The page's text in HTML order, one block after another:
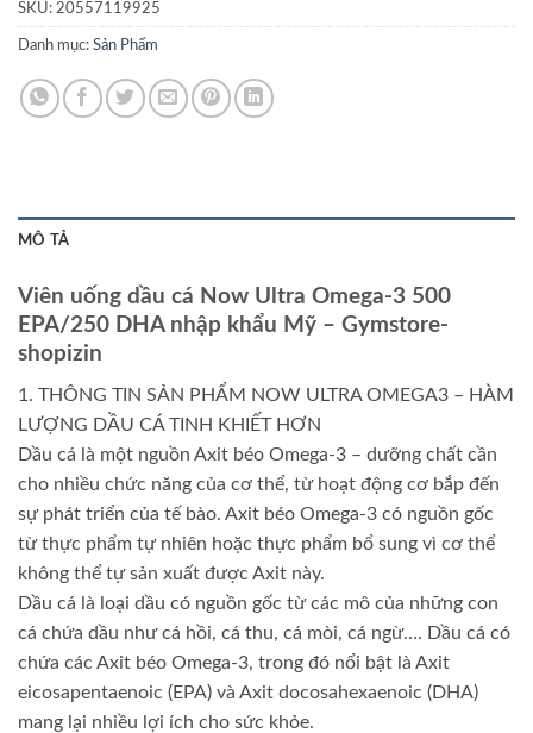
SKU: 20557119925
Danh mục: Sản Phẩm
MÔ TẢ
Viên uống dầu cá Now Ultra Omega-3 500
EPA/250 DHA nhập khẩu Mỹ – Gymstore-
shopizin
1. THÔNG TIN SẢN PHẨM NOW ULTRA OMEGA3 – HÀM
LƯỢNG DẦU CÁ TINH KHIẾT HƠN
Dầu cá là một nguồn Axit béo Omega-3 – dưỡng chất cần
cho nhiều chức năng của cơ thể, từ hoạt động cơ bắp đến
sự phát triển của tế bào. Axit béo Omega-3 có nguồn gốc
từ thực phẩm tự nhiên hoặc thực phẩm bổ sung vì cơ thể
không thể tự sản xuất được Axit này.
Dầu cá là loại dầu có nguồn gốc từ các mô của những con
cá chứa dầu như cá hồi, cá thu, cá mòi, cá ngừ…. Dầu cá có
chứa các Axit béo Omega-3, trong đó nổi bật là Axit
eicosapentaenoic (EPA) và Axit docosahexaenoic (DHA)
mang lại nhiều lợi ích cho sức khỏe.